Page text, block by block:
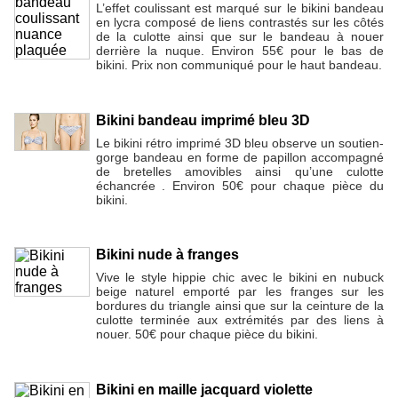
L’effet coulissant est marqué sur le bikini bandeau
en lycra composé de liens contrastés sur les côtés
de la culotte ainsi que sur le bandeau à nouer
derrière la nuque. Environ 55€ pour le bas de
bikini. Prix non communiqué pour le haut bandeau.
Bikini bandeau imprimé bleu 3D
Le bikini rétro imprimé 3D bleu observe un soutien-
gorge bandeau en forme de papillon accompagné
de bretelles amovibles ainsi qu’une culotte
échancrée . Environ 50€ pour chaque pièce du
bikini.
Bikini nude à franges
Vive le style hippie chic avec le bikini en nubuck
beige naturel emporté par les franges sur les
bordures du triangle ainsi que sur la ceinture de la
culotte terminée aux extrémités par des liens à
nouer. 50€ pour chaque pièce du bikini.
Bikini en maille jacquard violette